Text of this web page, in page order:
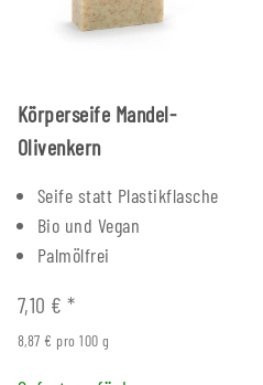
Körperseife Mandel-
Olivenkern
Seife statt Plastikflasche
Bio und Vegan
Palmölfrei
7,10 €*
8,87 € pro 100 g